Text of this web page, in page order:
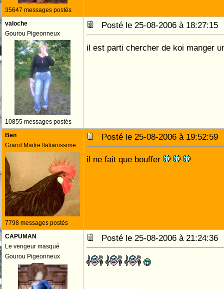
35647 messages postés
valoche
Gourou Pigeonneux
10855 messages postés
Posté le 25-08-2006 à
il est parti chercher de koi manger
Ben
Grand Maitre Italianissime
7798 messages postés
Posté le 25-08-2006 à
il ne fait que bouffer
CAPUMAN
Le vengeur masqué
Gourou Pigeonneux
Posté le 25-08-2006 à